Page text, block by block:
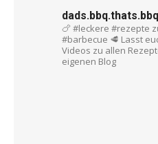
dads.bbq.thats.bbq
🍗 #leckere #rezepte
#barbecue 🥩 Lasst
Videos zu allen
eigenen Blog